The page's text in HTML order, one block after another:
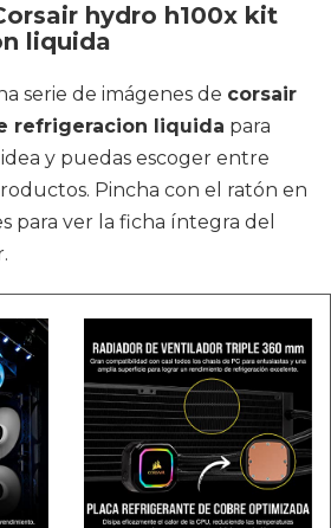
hydro h100x kit
liquida
serie de imágenes de corsair
refrigeracion liquida para
y puedas escoger entre
Pincha con el ratón en
para ver la ficha íntegra del